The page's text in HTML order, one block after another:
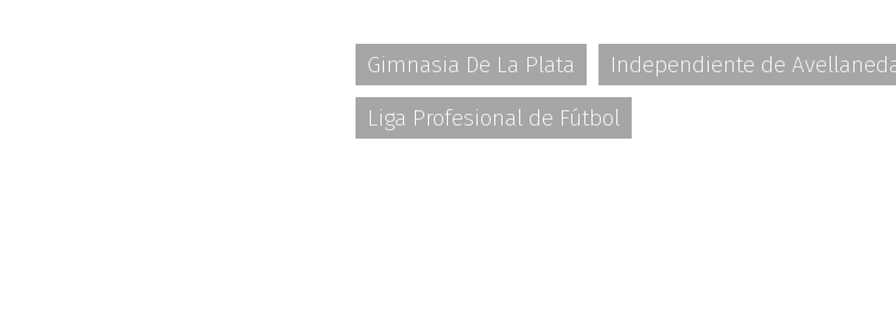
Gimnasia De La Plata
Independiente de
Liga Profesional de Fútbol